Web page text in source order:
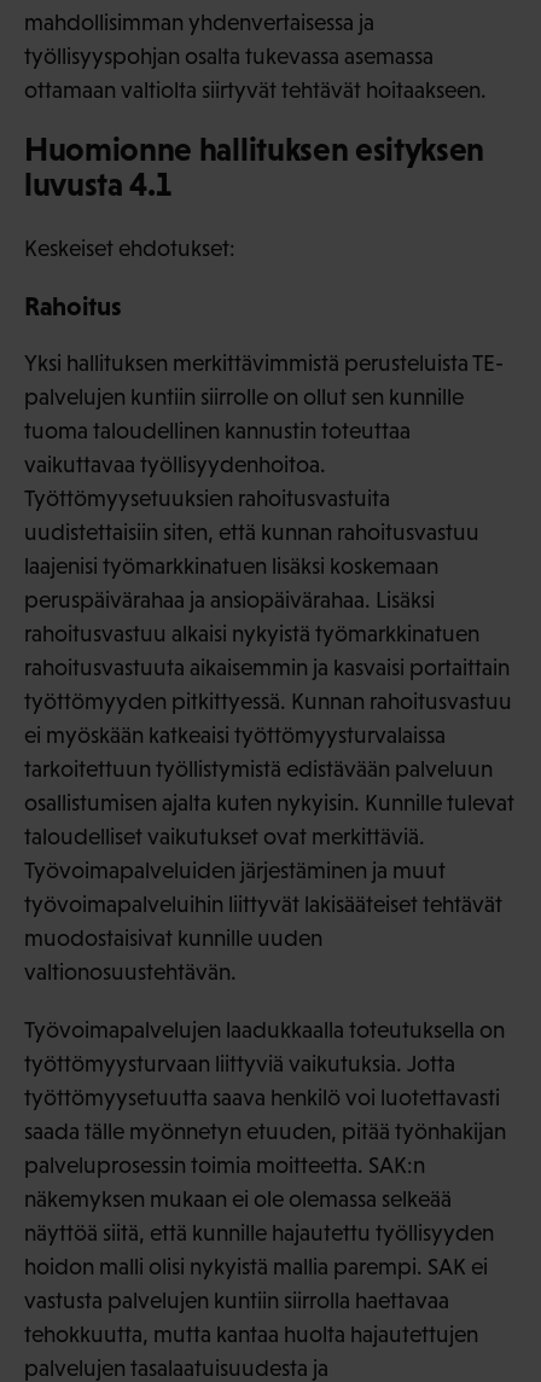
mahdollisimman yhdenvertaisessa ja
työllisyyspohjan osalta tukevassa asemassa
ottamaan valtiolta siirtyvät tehtävät hoitaakseen.
Huomionne hallituksen esityksen
luvusta 4.1
Keskeiset ehdotukset:
Rahoitus
Yksi hallituksen merkittävimmistä perusteluista TE-
palvelujen kuntiin siirrolle on ollut sen kunnille
tuoma taloudellinen kannustin toteuttaa
vaikuttavaa työllisyydenhoitoa.
Työttömyysetuuksien rahoitusvastuita
uudistettaisiin siten, että kunnan rahoitusvastuu
laajenisi työmarkkinatuen lisäksi koskemaan
peruspäivärahaa ja ansiopäivärahaa. Lisäksi
rahoitusvastuu alkaisi nykyistä työmarkkinatuen
rahoitusvastuuta aikaisemmin ja kasvaisi portaittain
työttömyyden pitkittyessä. Kunnan rahoitusvastuu
ei myöskään katkeaisi työttömyysturvalaissa
tarkoitettuun työllistymistä edistävään palveluun
osallistumisen ajalta kuten nykyisin. Kunnille tulevat
taloudelliset vaikutukset ovat merkittäviä.
Työvoimapalveluiden järjestäminen ja muut
työvoimapalveluihin liittyvät lakisääteiset tehtävät
muodostaisivat kunnille uuden
valtionosuustehtävän.
Työvoimapalvelujen laadukkaalla toteutuksella on
työttömyysturvaan liittyviä vaikutuksia. Jotta
työttömyysetuutta saava henkilö voi luotettavasti
saada tälle myönnetyn etuuden, pitää työnhakijan
palveluprosessin toimia moitteetta. SAK:n
näkemyksen mukaan ei ole olemassa selkeää
näyttöä siitä, että kunnille hajautettu työllisyyden
hoidon malli olisi nykyistä mallia parempi. SAK ei
vastusta palvelujen kuntiin siirrolla haettavaa
tehokkuutta, mutta kantaa huolta hajautettujen
palvelujen tasalaatuisuudesta ja